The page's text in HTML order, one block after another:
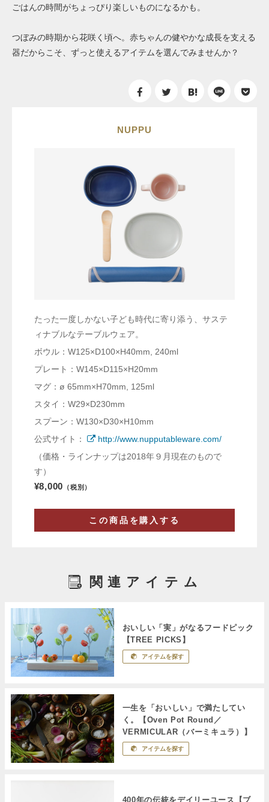
ごはんの時間がちょっぴり楽しいものになるかも。
つぼみの時期から花咲く頃へ。赤ちゃんの健やかな成長を支える
器だからこそ、ずっと使えるアイテムを選んでみませんか？
NUPPU
たった一度しかない子ども時代に寄り添う、サステ
ィナブルなテーブルウェア。
ボウル：W125×D100×H40mm, 240ml
プレート：W145×D115×H20mm
マグ：ø 65mm×H70mm, 125ml
スタイ：W29×D230mm
スプーン：W130×D30×H10mm
公式サイト：
http://www.nupputableware.com/
（価格・ラインナップは2018年９月現在のもので
す）
¥8,000 （税別）
この商品を購入する
関連アイテム
おいしい「実」がなるフードピック
【TREE PICKS】
アイテムを探す
一生を「おいしい」で満たしてい
く。【Oven Pot Round／
VERMICULAR（バーミキュラ）】
アイテムを探す
400年の伝統をデイリーユース【ブ